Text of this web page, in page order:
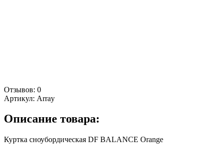
Отзывов: 0
Артикул: Array
Описание товара:
Куртка сноубордическая DF BALANCE Orange